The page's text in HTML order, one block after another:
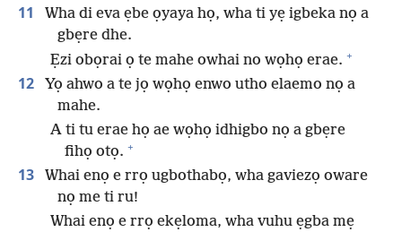
11
Wha di eva ẹbe ọyaya họ, wha ti yẹ igbeka nọ a
gbẹre dhe.
Ẹzi obọrai ọ te mahe owhai no wọhọ erae. +
12
Yọ ahwo a te jọ wọhọ enwo utho elaemo nọ a
mahe.
A ti tu erae họ ae wọhọ idhigbo nọ a gbẹre
fihọ otọ. +
13
Whai enọ e rrọ ugbothabọ, wha gaviezọ oware
nọ me ti ru!
Whai enọ e rrọ ekẹloma, wha vuhu ẹgba mẹ